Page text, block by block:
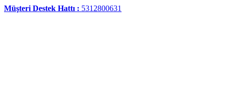
Müşteri Destek Hattı : 5312800631